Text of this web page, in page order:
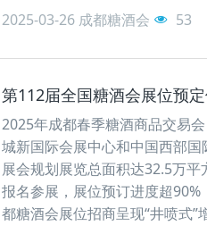
2025-03-26 成都糖酒会 53
第112届全国糖酒会展位预
2025年成都春季糖酒商品交易
城新国际会展中心和中国西部
展会规划展览总面积达32.5万
报名参展，展位预订进度超
都糖酒会展位招商呈现“井喷式